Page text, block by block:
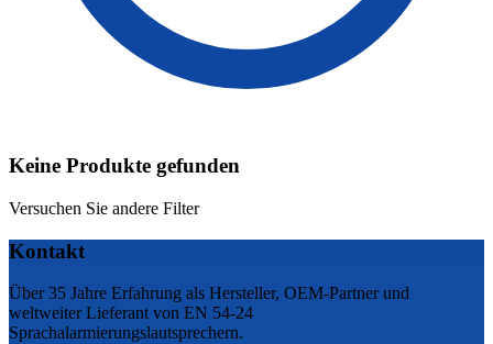
Keine Produkte gefunden
Versuchen Sie andere Filter
Kontakt
Über 35 Jahre Erfahrung als Hersteller, OEM-Partner und
weltweiter Lieferant von EN 54-24
Sprachalarmierungslautsprechern.